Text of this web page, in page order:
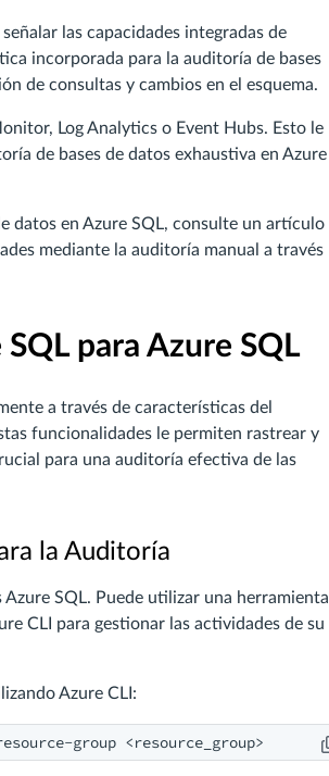
las capacidades integradas de
incorporada para la auditoría de bases
de consultas y cambios en el esquema.
Log Analytics o Event Hubs. Esto le
de bases de datos exhaustiva en Azure
datos en Azure SQL, consulte un artículo
mediante la auditoría manual a través
para Azure SQL
a través de características del
funcionalidades le permiten rastrear y
para una auditoría efectiva de las
la Auditoría
SQL. Puede utilizar una herramienta
CLI para gestionar las actividades de su
Azure CLI:
group <resource_group>